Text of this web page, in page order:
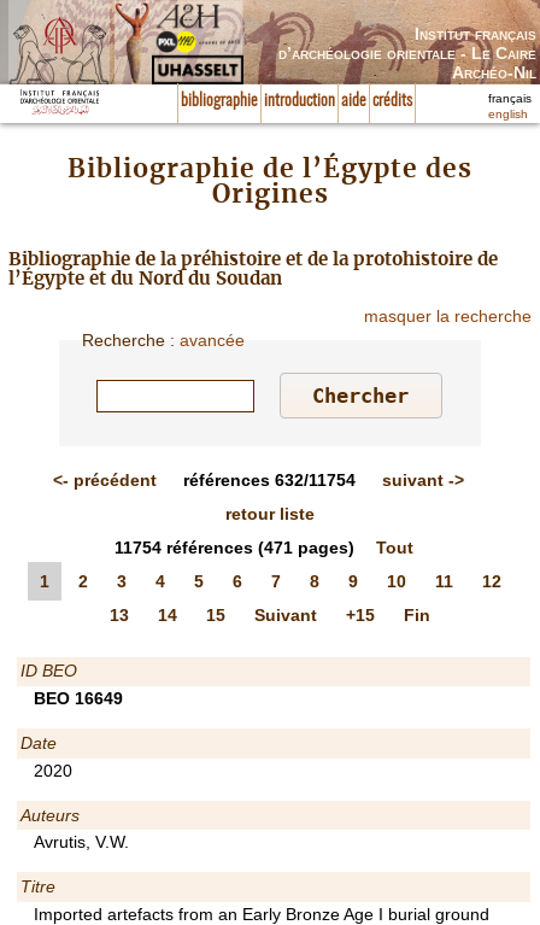
Institut français
d’archéologie orientale - Le Caire
Archéo-Nil
bibliographie introduction aide crédits
français
english
Bibliographie de l’Égypte des
Origines
Bibliographie de la préhistoire et de la protohistoire de
l’Égypte et du Nord du Soudan
masquer la recherche
Recherche :avancée
<- précédent références632/11754 suivant->
retour liste
11754 références (471 pages)
Tout
1
2 3 4 5 6 7 8 9 10 11
12
13
14 15 Suivant +15 Fin
ID BEO
BEO 16649
Date
2020
Auteurs
Avrutis, V.W.
Titre
Imported artefacts from an Early Bronze Age I burial ground